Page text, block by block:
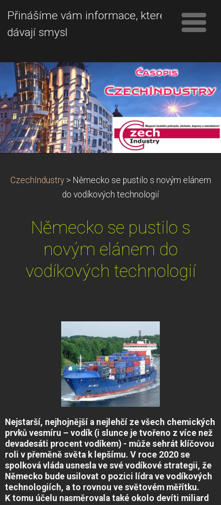
Přinášíme vám informace, které
dávají smysl
CzechIndustry > Německo se pustilo s novým elánem
do vodíkových technologií
Německo se pustilo s
novým elánem do
vodíkových technologií
Nejstarší, nejhojnější a nejlehčí ze všech chemických
prvků vesmíru – vodík (i slunce je tvořeno z více než
devadesáti procent vodíkem) - může sehrát klíčovou
roli v přeměně světa k lepšímu. V roce 2020 se
spolková vláda usnesla ve své vodíkové strategii, že
Německo bude usilovat o pozici lídra ve vodíkových
technologiích, a to rovnou ve světovém měřítku.
K tomu účelu nasměrovala také okolo devíti miliard